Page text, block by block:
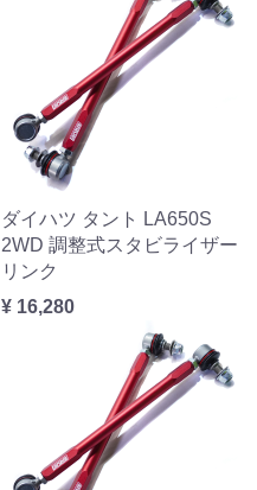
ダイハツ タント LA650S
2WD 調整式スタビライザー
リンク
¥ 16,280